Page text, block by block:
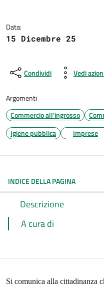
Data:
15 Dicembre 25
Condividi Vedi
Argomenti
Commercio all'ingrosso
Igiene pubblica
Imprese
INDICE DELLA PAGINA
Descrizione
A cura di
Si comunica alla cittadinanza